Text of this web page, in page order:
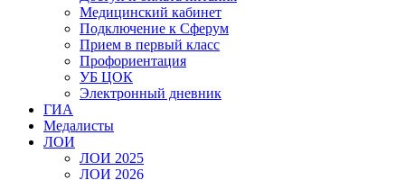
Медицинский кабинет
Подключение к Сферум
Прием в первый класс
Профориентация
УБ ЦОК
Электронный дневник
ГИА
Медалисты
ЛОИ
ЛОИ 2025
ЛОИ 2026